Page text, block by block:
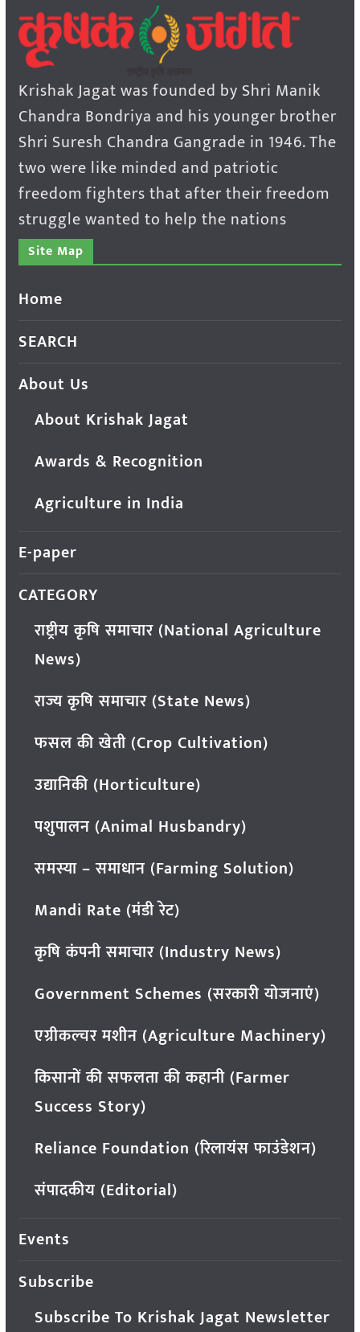
Krishak Jagat was founded by Shri Manik
Chandra Bondriya and his younger brother
Shri Suresh Chandra Gangrade in 1946. The
two were like minded and patriotic
freedom fighters that after their freedom
struggle wanted to help the nations
Site Map
Home
SEARCH
About Us
About Krishak Jagat
Awards & Recognition
Agriculture in India
E-paper
CATEGORY
राष्ट्रीय कृषि समाचार (National Agriculture
News)
राज्य कृषि समाचार (State News)
फसल की खेती (Crop Cultivation)
उद्यानिकी (Horticulture)
पशुपालन (Animal Husbandry)
समस्या – समाधान (Farming Solution)
Mandi Rate (मंडी रेट)
कृषि कंपनी समाचार (Industry News)
Government Schemes (सरकारी योजनाएं)
एग्रीकल्चर मशीन (Agriculture Machinery)
किसानों की सफलता की कहानी (Farmer
Success Story)
Reliance Foundation (रिलायंस फाउंडेशन)
संपादकीय (Editorial)
Events
Subscribe
Subscribe To Krishak Jagat Newsletter